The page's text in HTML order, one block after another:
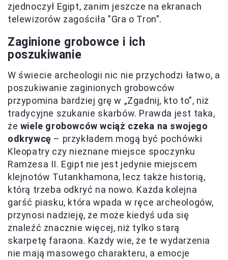
zjednoczył Egipt, zanim jeszcze na ekranach
telewizorów zagościła "Gra o Tron".
Zaginione grobowce i ich
poszukiwanie
W świecie archeologii nic nie przychodzi łatwo, a
poszukiwanie zaginionych grobowców
przypomina bardziej grę w „Zgadnij, kto to”, niż
tradycyjne szukanie skarbów. Prawda jest taka,
że wiele grobowców wciąż czeka na swojego
odkrywcę – przykładem mogą być pochówki
Kleopatry czy nieznane miejsce spoczynku
Ramzesa II. Egipt nie jest jedynie miejscem
klejnotów Tutankhamona, lecz także historią,
którą trzeba odkryć na nowo. Każda kolejna
garść piasku, która wpada w ręce archeologów,
przynosi nadzieję, że może kiedyś uda się
znaleźć znacznie więcej, niż tylko starą
skarpetę faraona. Każdy wie, że te wydarzenia
nie mają masowego charakteru, a emocje